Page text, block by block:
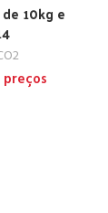
10kg e